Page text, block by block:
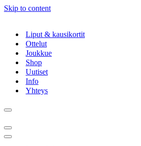
Skip to content
Liput & kausikortit
Ottelut
Joukkue
Shop
Uutiset
Info
Yhteys
Navigation
Navigation
Menu
Navigation